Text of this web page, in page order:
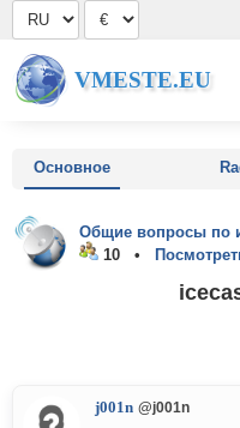
VMESTE.EU
Основное
Общие вопросы по
10 •
j001n @j001n